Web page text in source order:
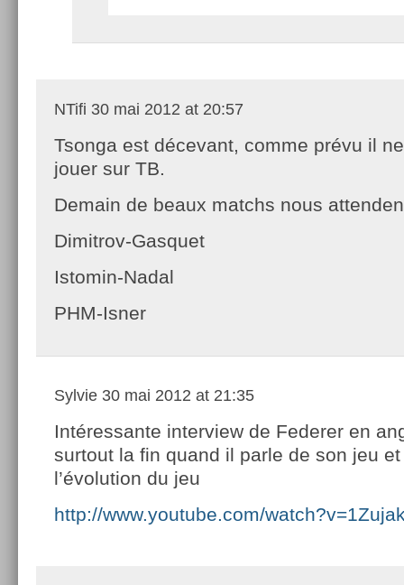
NTifi 30 mai 2012 at 20:57
Tsonga est décevant, comme prévu il
jouer sur TB.
Demain de beaux matchs nous
Dimitrov-Gasquet
Istomin-Nadal
PHM-Isner
Sylvie 30 mai 2012 at 21:35
Intéressante interview de Federer en
surtout la fin quand il parle de son jeu
l’évolution du jeu
http://www.youtube.com/